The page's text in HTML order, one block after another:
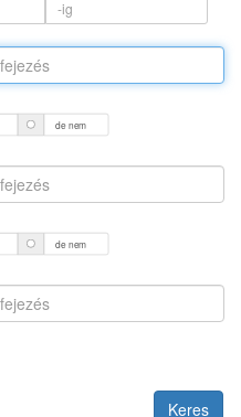
de nem
de nem